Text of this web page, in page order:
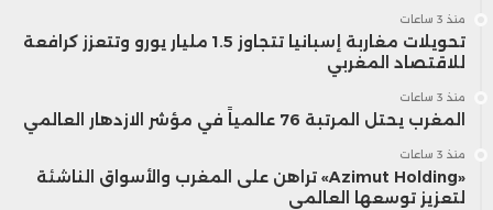
منذ 3 ساعات
تحويلات مغاربة إسبانيا تتجاوز 1.5 مليار يورو وتتعزز كرافعة
للاقتصاد المغربي
منذ 3 ساعات
المغرب يحتل المرتبة 76 عالمياً في مؤشر الازدهار العالمي
منذ 3 ساعات
«Azimut Holding» تراهن على المغرب والأسواق الناشئة
لتعزيز توسعها العالمي